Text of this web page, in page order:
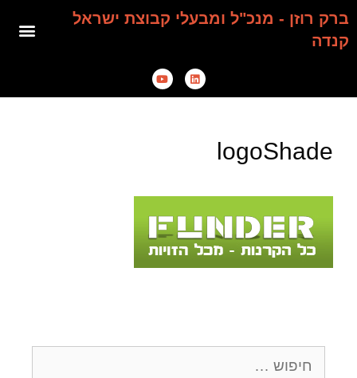
ברק רוזן - מנכ"ל ומבעלי קבוצת ישראל
קנדה
logoShade